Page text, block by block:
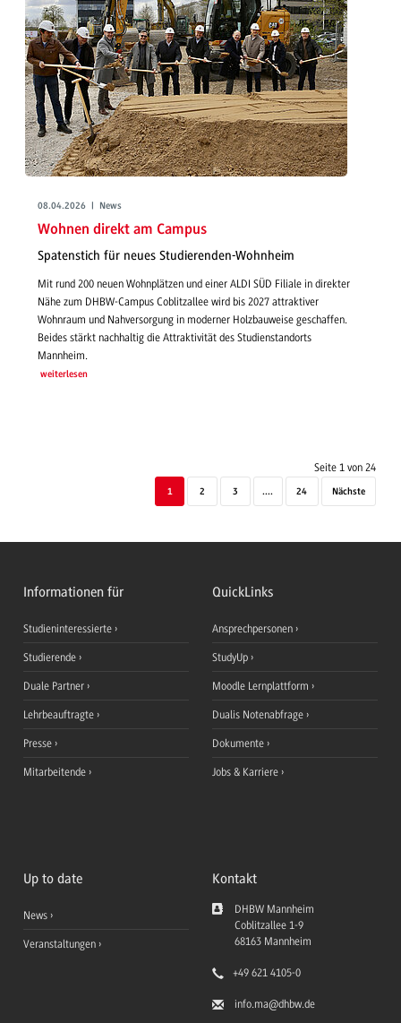
08.04.2026 | News
Wohnen direkt am Campus
Spatenstich für neues Studierenden-Wohnheim
Mit rund 200 neuen Wohnplätzen und einer ALDI SÜD Filiale in direkter
Nähe zum DHBW-Campus Coblitzallee wird bis 2027 attraktiver
Wohnraum und Nahversorgung in moderner Holzbauweise geschaffen.
Beides stärkt nachhaltig die Attraktivität des Studienstandorts
Mannheim.
weiterlesen
Seite 1 von 24
1 2 3 .... 24 Nächste
Informationen für
Studieninteressierte
Studierende
Duale Partner
Lehrbeauftragte
Presse
Mitarbeitende
QuickLinks
Ansprechpersonen
StudyUp
Moodle Lernplattform
Dualis Notenabfrage
Dokumente
Jobs & Karriere
Up to date
News
Veranstaltungen
Kontakt
DHBW Mannheim
Coblitzallee 1-9
68163 Mannheim
+49 621 4105-0
info.ma@dhbw.de